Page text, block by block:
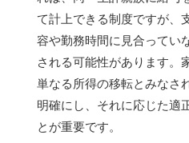
て計上できる制度ですが、
容や勤務時間に見合ってい
される可能性があります。
単なる所得の移転とみなさ
明確にし、それに応じた適
とが重要です。